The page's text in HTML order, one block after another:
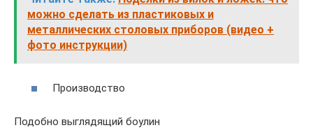
можно сделать из пластиковых и
металлических столовых приборов (видео +
фото инструкции)
Производство
Подобно выглядящий боулин